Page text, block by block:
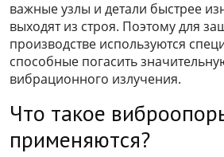
важные узлы и детали быстрее
выходят из строя. Поэтому для
производстве используются
способные погасить
вибрационного излучения.
Что такое
применяются?